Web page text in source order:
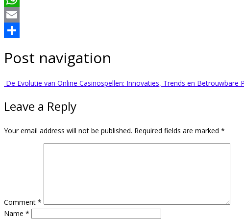
WhatsApp
Email
Post navigation
De Evolutie van Online Casinospellen: Innovaties, Trends en Betrouwbare
Leave a Reply
Your email address will not be published. Required fields are marked *
Comment *
Name *